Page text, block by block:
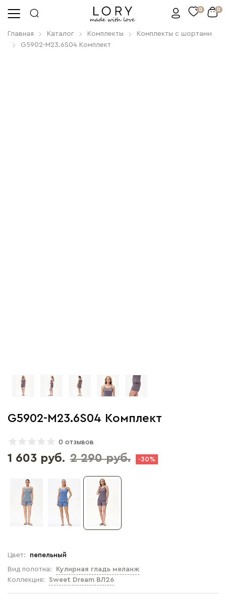
0 0
Главная Каталог Комплекты
Комплекты с шортами
G5902-M23.6S04 Комплект
G5902-M23.6S04 Комплект
0 отзывов
Коллекция: Sweet Dream ВЛ26
Вид полотна: Кулирная гладь меланж
Цвет: пепельный
1 603 руб. 2 290 руб. -30%